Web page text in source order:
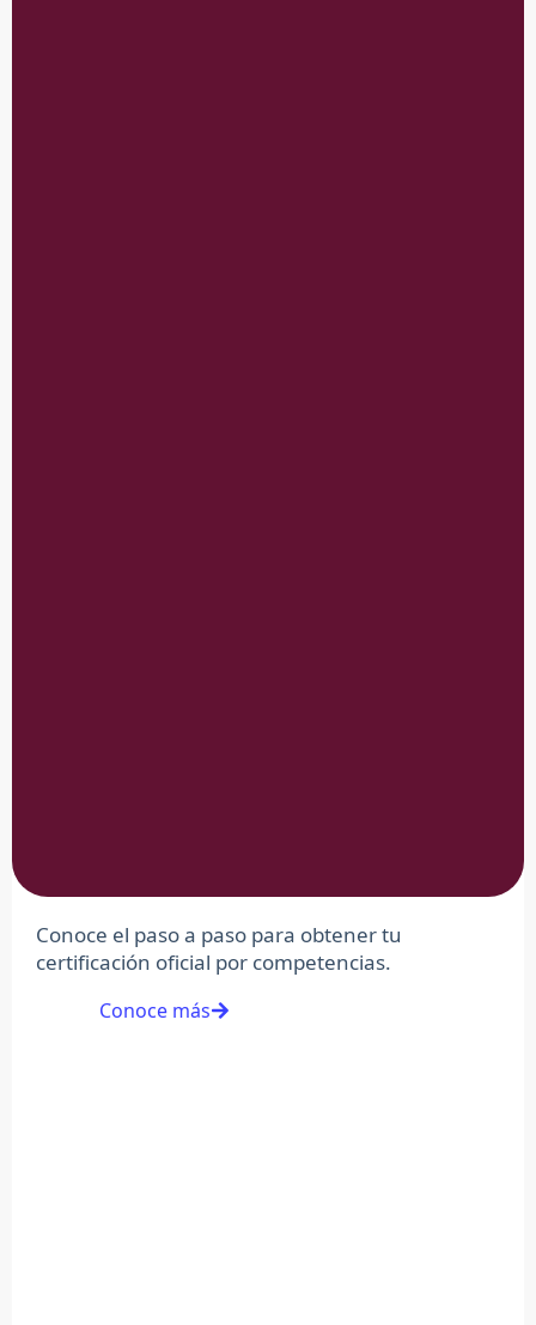
Conoce el paso a paso para obtener tu
certificación oficial por competencias.
Conoce más